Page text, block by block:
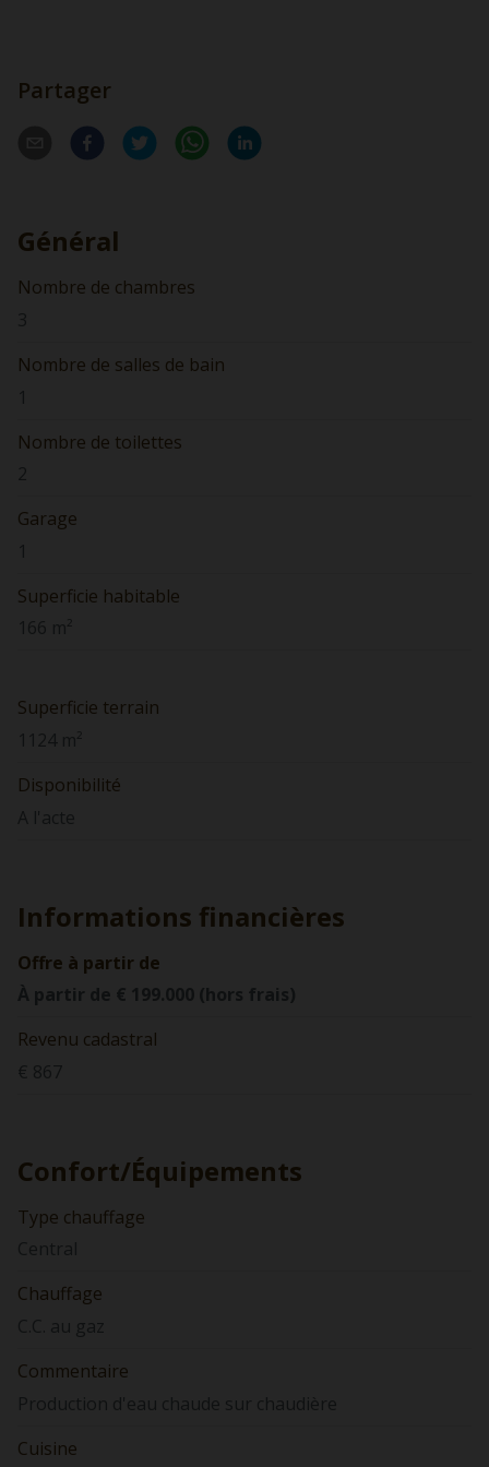
Partager
Général
Nombre de chambres
3
Nombre de salles de bain
1
Nombre de toilettes
2
Garage
1
Superficie habitable
166 m²
Superficie terrain
1124 m²
Disponibilité
A l'acte
Informations financières
Offre à partir de
À partir de € 199.000 (hors frais)
Revenu cadastral
€ 867
Confort/Équipements
Type chauffage
Central
Chauffage
C.C. au gaz
Commentaire
Production d'eau chaude sur chaudière
Cuisine